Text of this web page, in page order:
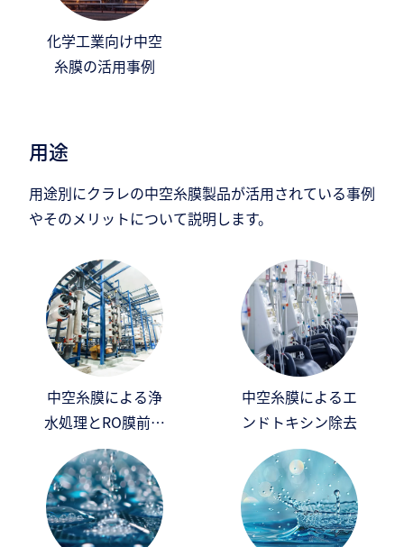
化学工業向け中空
糸膜の活用事例
用途
用途別にクラレの中空糸膜製品が活用されている事例
やそのメリットについて説明します。
中空糸膜による浄
水処理とRO膜前処
理
中空糸膜によるエ
ンドトキシン除去